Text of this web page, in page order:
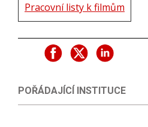
Pracovní listy k filmům
POŘÁDAJÍCÍ INSTITUCE